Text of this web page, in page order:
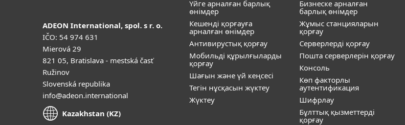
ADEON International, spol. s r. o.
IČO: 54 974 631
Mierová 29
821 05, Bratislava - mestská časť
Ružinov
Slovenská republika
info@adeon.international
Kazakhstan (KZ)
Үйге арналған барлық
өнімдер
Кешенді қорғауға
арналған өнімдер
Антивирустық қорғау
Мобильді құрылғыларды
қорғау
Шағын және үй кеңсесі
Тегін нұсқасын жүктеу
Жүктеу
Бизнеске арналған
барлық өнімдер
Жұмыс станцияларын
қорғау
Серверлерді қорғау
Пошта серверлерін қорғау
Консоль
Көп факторлы
аутентификация
Шифрлау
Бұлттық қызметтерді
қорғау